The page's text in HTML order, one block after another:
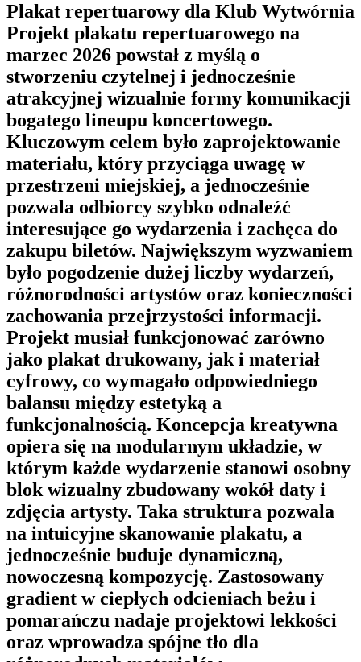
Plakat repertuarowy dla Klub Wytwórnia
Projekt plakatu repertuarowego na
marzec 2026 powstał z myślą o
stworzeniu czytelnej i jednocześnie
atrakcyjnej wizualnie formy komunikacji
bogatego lineupu koncertowego.
Kluczowym celem było zaprojektowanie
materiału, który przyciąga uwagę w
przestrzeni miejskiej, a jednocześnie
pozwala odbiorcy szybko odnaleźć
interesujące go wydarzenia i zachęca do
zakupu biletów. Największym wyzwaniem
było pogodzenie dużej liczby wydarzeń,
różnorodności artystów oraz konieczności
zachowania przejrzystości informacji.
Projekt musiał funkcjonować zarówno
jako plakat drukowany, jak i materiał
cyfrowy, co wymagało odpowiedniego
balansu między estetyką a
funkcjonalnością. Koncepcja kreatywna
opiera się na modularnym układzie, w
którym każde wydarzenie stanowi osobny
blok wizualny zbudowany wokół daty i
zdjęcia artysty. Taka struktura pozwala
na intuicyjne skanowanie plakatu, a
jednocześnie buduje dynamiczną,
nowoczesną kompozycję. Zastosowany
gradient w ciepłych odcieniach beżu i
pomarańczu nadaje projektowi lekkości
oraz wprowadza spójne tło dla